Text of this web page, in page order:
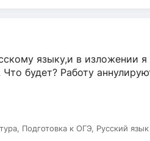
языку,и в изложении я
будет? Работу
Подготовка к ОГЭ, Русский язык